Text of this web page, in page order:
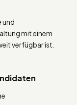
und
mit einem
verfügbar ist.